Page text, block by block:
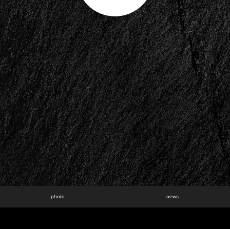
photo news